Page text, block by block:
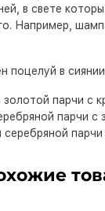
в свете
Например,
поцелуй в
золотой парчи с
парчи с
серебряной